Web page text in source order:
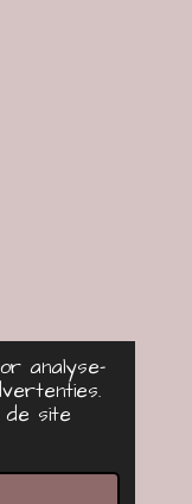
analyse-
de site